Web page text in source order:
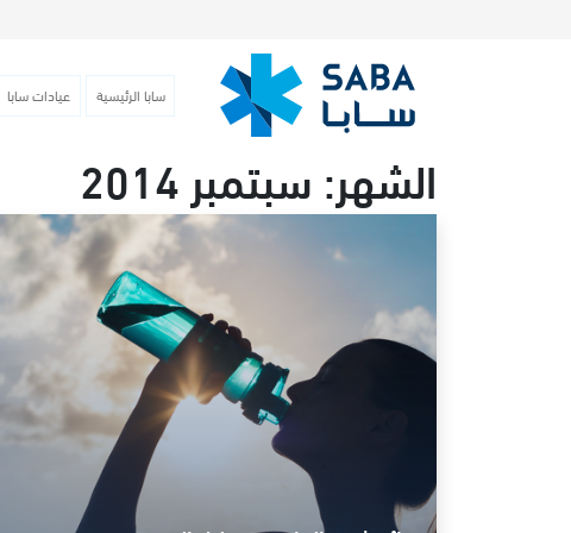
سابا الرئيسية عيادات سابا
الشهر: سبتمبر 2014